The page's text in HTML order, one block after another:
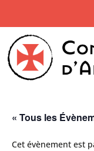
« Tous les
Cet évènement est